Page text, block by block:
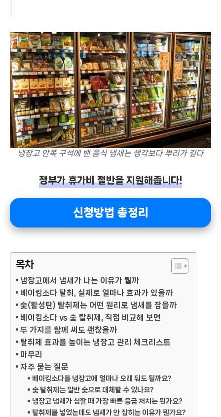
냉장고 안쪽 구석에 밴 음식 냄새는 생각보다 뿌리가 깊다
정부가 휴가비 절반을 지원해줍니다!
신청방법 총정리
목차
냉장고에서 냄새가 나는 이유가 뭘까
베이킹소다 탈취, 실제로 얼마나 효과가 있을까
숯(활성탄) 탈취제는 어떤 원리로 냄새를 잡을까
베이킹소다 vs 숯 탈취제, 직접 비교해 보면
두 가지를 함께 써도 괜찮을까
탈취제 효과를 높이는 냉장고 관리 체크리스트
마무리
자주 묻는 질문
베이킹소다를 냉장고에 얼마나 오래 둬도 될까요?
숯 탈취제는 일반 숯으로 대체할 수 있나요?
냉장고 냄새가 심할 때 가장 빠른 응급 처치는 뭔가요?
탈취제를 넣었는데도 냄새가 안 잡히는 이유가 뭔가요?